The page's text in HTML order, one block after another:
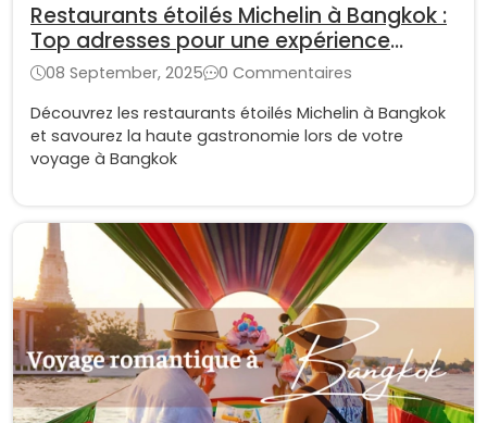
Restaurants étoilés Michelin à Bangkok :
Top adresses pour une expérience
culinaire unique
08 September, 2025
0 Commentaires
Découvrez les restaurants étoilés Michelin à Bangkok
et savourez la haute gastronomie lors de votre
voyage à Bangkok